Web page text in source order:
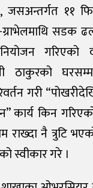
जसअन्तर्गत ११
सडक
गरिएको
ठाकुरको
गरी
किन गरिएको
राख्दा नै त्रुटि
स्वीकार गरे ।